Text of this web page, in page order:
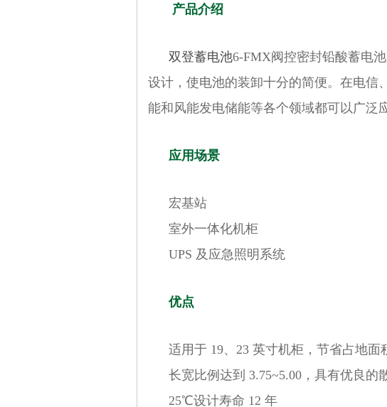
产品介绍
双登蓄电池6-FMX阀控密封铅酸蓄电
设计，使电池的装卸十分的简便。在电信
能和风能发电储能等各个领域都可以广泛
应用场景
宏基站
室外一体化机柜
UPS 及应急照明系统
优点
适用于 19、23 英寸机柜，节省占地面
长宽比例达到 3.75~5.00，具有优良的
25℃设计寿命 12 年